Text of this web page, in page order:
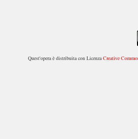
Quest'opera è distribuita con LicenzaCreative